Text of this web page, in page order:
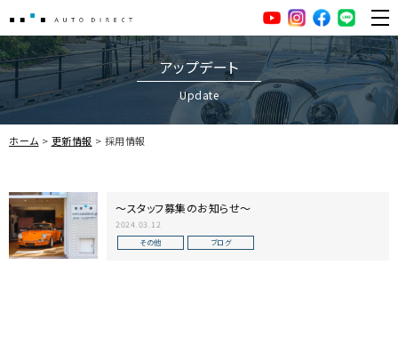
AUTO DIRECT YouTubeInstagramfacebook
LINE
アップデート
Update
ホーム 更新情報 採用情報
～スタッフ募集のお知らせ～
2024.03.12
その他 ブログ